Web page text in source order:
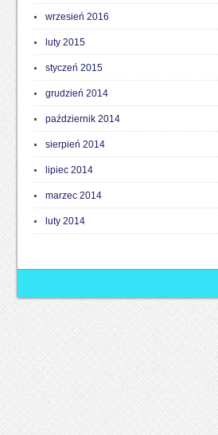
wrzesień 2016
luty 2015
styczeń 2015
grudzień 2014
październik 2014
sierpień 2014
lipiec 2014
marzec 2014
luty 2014